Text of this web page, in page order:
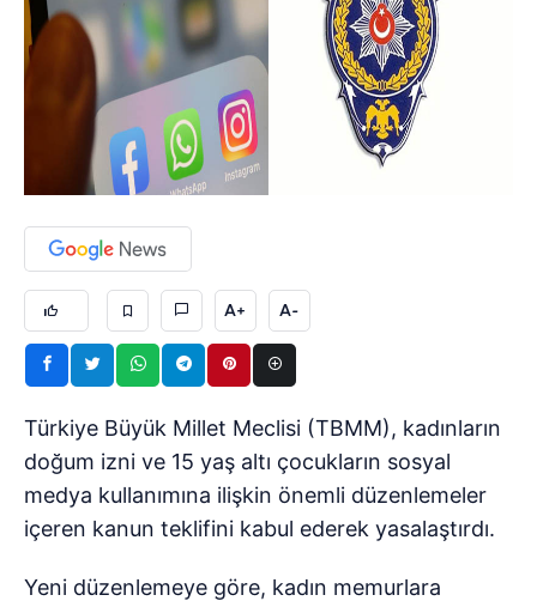
A+ A-
Türkiye Büyük Millet Meclisi (TBMM), kadınların
doğum izni ve 15 yaş altı çocukların sosyal
medya kullanımına ilişkin önemli düzenlemeler
içeren kanun teklifini kabul ederek yasalaştırdı.
Yeni düzenlemeye göre, kadın memurlara